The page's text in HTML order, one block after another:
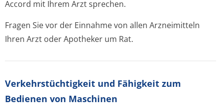
Accord mit Ihrem Arzt sprechen.
Fragen Sie vor der Einnahme von allen Arzneimitteln
Ihren Arzt oder Apotheker um Rat.
Verkehrstüchtig­keit und Fähigkeit zum
Bedienen von Maschinen